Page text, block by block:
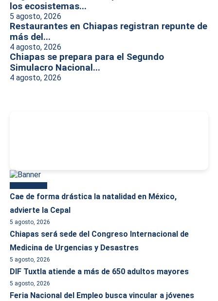
los ecosistemas...
5 agosto, 2026
Restaurantes en Chiapas registran repunte de
más del...
4 agosto, 2026
Chiapas se prepara para el Segundo
Simulacro Nacional...
4 agosto, 2026
Cae de forma drástica la natalidad en México,
advierte la Cepal
5 agosto, 2026
Chiapas será sede del Congreso Internacional de
Medicina de Urgencias y Desastres
5 agosto, 2026
DIF Tuxtla atiende a más de 650 adultos mayores
5 agosto, 2026
Feria Nacional del Empleo busca vincular a jóvenes